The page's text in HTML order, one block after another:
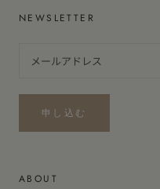
NEWSLETTER
申し込む
ABOUT